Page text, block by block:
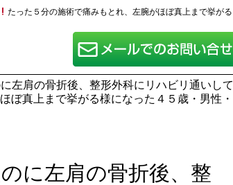
たった５分の施術で痛みもとれ、左腕がほぼ真上まで挙がる
左肩の骨折後、整形外科にリハビリ通いして
ぼ真上まで挙がる様になった４５歳・男性・
に左肩の骨折後、整